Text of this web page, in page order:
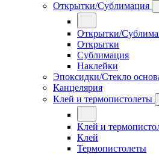
Открытки/Сублимация
Открытки/
Открытки
Сублимация
Наклейки
Эпоксидки/Стекло
Канцелярия
Клей и термопистолеты
Клей и
Клей
Термопистолеты